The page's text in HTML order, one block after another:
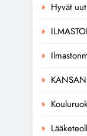
Hyvät